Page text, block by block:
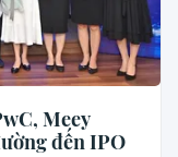
Meey
đến IPO